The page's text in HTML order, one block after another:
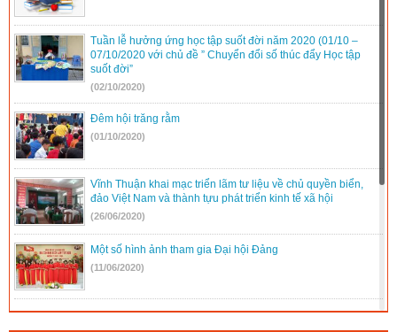
Tuần lễ hưởng ứng học tập suốt đời năm 2020 (01/10 –
07/10/2020 với chủ đề ” Chuyển đổi số thúc đẩy Học tập
suốt đời”
(02/10/2020)
Đêm hội trăng rằm
(01/10/2020)
Vĩnh Thuận khai mạc triển lãm tư liệu về chủ quyền biển,
đảo Việt Nam và thành tựu phát triển kinh tế xã hội
(26/06/2020)
Một số hình ảnh tham gia Đại hội Đảng
(11/06/2020)
Tham gia Đại hội Đảng bộ xã